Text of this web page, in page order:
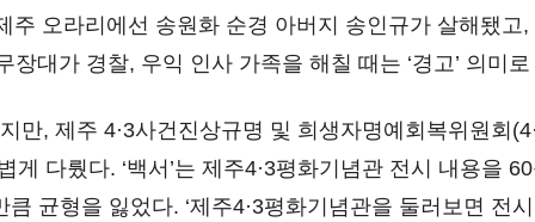
주 오라리에선 송원화 순경 아버지 송인규가 살해됐고
장대가 경찰, 우익 인사 가족을 해칠 때는 ‘경고’ 의미
, 제주 4·3사건진상규명 및 희생자명예회복위원회
게 다뤘다. ‘백서’는 제주4·3평화기념관 전시 내용을
큼 균형을 잃었다. ‘제주4·3평화기념관을 둘러보면 전